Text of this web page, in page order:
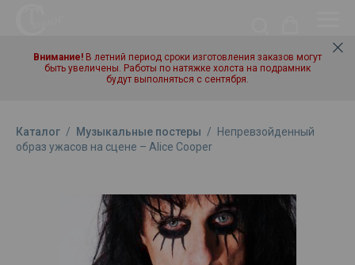
Внимание! В летний период сроки изготовления заказов могут
быть увеличены. Работы по натяжке холста на подрамник
будут выполняться с сентября.
Каталог / Музыкальные постеры /
Непревзойденный
образ ужасов на сцене – Alice Cooper